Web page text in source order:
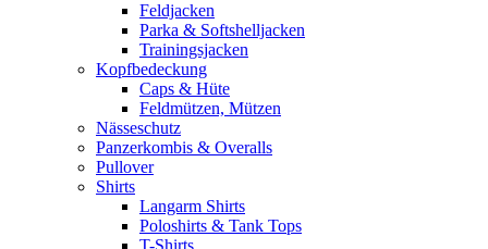
Feldjacken
Parka & Softshelljacken
Trainingsjacken
Kopfbedeckung
Caps & Hüte
Feldmützen, Mützen
Nässeschutz
Panzerkombis & Overalls
Pullover
Shirts
Langarm Shirts
Poloshirts & Tank Tops